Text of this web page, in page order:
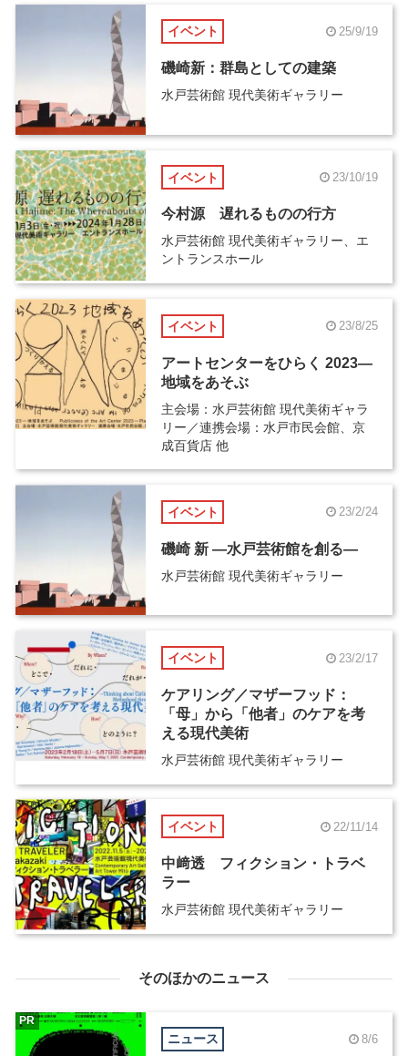
イベント 25/9/19
磯崎新：群島としての建築
水戸芸術館 現代美術ギャラリー
イベント 23/10/19
今村源 遅れるものの行方
水戸芸術館 現代美術ギャラリー、エ
ントランスホール
イベント 23/8/25
アートセンターをひらく 2023―
地域をあそぶ
主会場：水戸芸術館 現代美術ギャラ
リー／連携会場：水戸市民会館、京
成百貨店 他
イベント 23/2/24
磯崎 新 ―水戸芸術館を創る―
水戸芸術館 現代美術ギャラリー
イベント 23/2/17
ケアリング／マザーフッド：
「母」から「他者」のケアを考
える現代美術
水戸芸術館 現代美術ギャラリー
イベント 22/11/14
中﨑透 フィクション・トラベ
ラー
水戸芸術館 現代美術ギャラリー
そのほかのニュース
ニュース 8/6
PR